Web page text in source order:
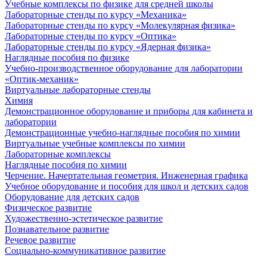
Учебные комплексы по физике для средней школы
Лабораторные стенды по курсу «Механика»
Лабораторные стенды по курсу «Молекулярная физика»
Лабораторные стенды по курсу «Оптика»
Лабораторные стенды по курсу «Ядерная физика»
Наглядные пособия по физике
Учебно-производственное оборудование для лаборатории
«Оптик-механик»
Виртуальные лабораторные стенды
Химия
Демонстрационное оборудование и приборы для кабинета и
лаборатории
Демонстрационные учебно-наглядные пособия по химии
Виртуальные учебные комплексы по химии
Лабораторные комплексы
Наглядные пособия по химии
Черчение. Начертательная геометрия. Инженерная графика
Учебное оборудование и пособия для школ и детских садов
Оборудование для детских садов
Физическое развитие
Художественно-эстетическое развитие
Познавательное развитие
Речевое развитие
Социально-коммуникативное развитие